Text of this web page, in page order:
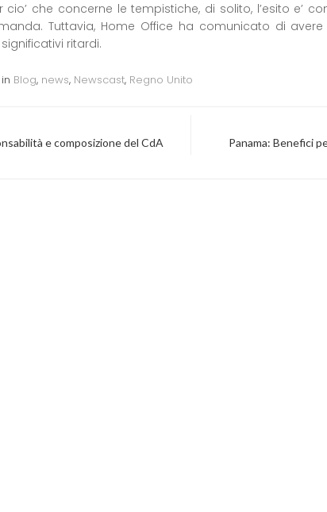
cio’ che concerne le tempistiche, di solito, l’esito e’
Tuttavia, Home Office ha comunicato di
ritardi.
Blog, news, Newscast, Regno Unito
e composizione del CdA
Panama: Benefici